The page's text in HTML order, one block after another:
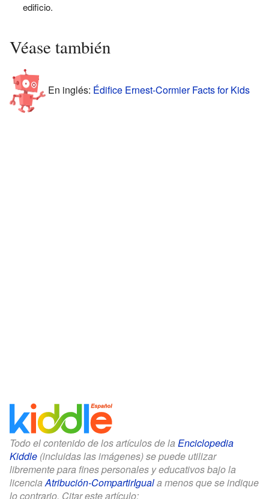
edificio.
Véase también
En inglés: Édifice Ernest-Cormier Facts for Kids
Todo el contenido de los artículos de la Enciclopedia
Kiddle (incluidas las imágenes) se puede utilizar
libremente para fines personales y educativos bajo la
licenciaAtribución-CompartirIguala menos que se indique
lo contrario. Citar este artículo: